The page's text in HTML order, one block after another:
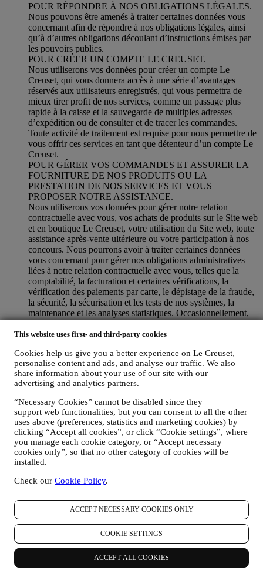
This website uses first- and third-party cookies
Cookies help us give you a better experience on Le Creuset,
personalise content and ads, and analyse our traffic. We also
share information about your use of our site with our
advertising and analytics partners.
“Necessary Cookies” cannot be disabled since they
support web functionalities, but you can consent to all the other
uses above (preferences, statistics and marketing cookies) by
clicking “Accept all cookies”, or click “Cookie settings”, where
you manage each cookie category, or “Accept necessary
cookies only”, so that no other category of cookies will be
installed.
Check our Cookie Policy.
ACCEPT NECESSARY COOKIES ONLY
COOKIE SETTINGS
ACCEPT ALL COOKIES
POUR RÉPONDRE À NOS OBLIGATIONS LÉGALES.
Nous pouvons être amenés à traiter certaines données vous
concernant afin de répondre à nos obligations légales, ainsi
qu’à d’autres obligations découlant d’instructions émises par
les pouvoirs publics.
POUR CRÉER UN COMPTE LE CREUSET.
Nous utiliserons vos données pour créer un compte Le
Creuset, qui vous donnera accès à une série d’avantages
réservés aux utilisateurs enregistrés, qui vous permettra de
mieux tirer profit de nos services, comme un passage plus
rapide à la caisse et la sauvegarde de multiples adresses
d’expédition ou de consulter et de tracer les commandes.
Toute activité de traitement est requise pour nous permettre de
vous offrir ces services en tant que détenteur d’un compte Le
Creuset.
POUR GÉRER VOS COMMANDES ET ASSURER LA
FOURNITURE DE NOS PRODUITS OU LA
PRESTATION DE NOS SERVICES ET VOUS
PROPOSER NOTRE ASSISTANCE.
Nous utiliserons vos données pour gérer notre relation
contractuelle avec vous, vos achats de produits sur le Site web
et en boutique Le Creuset, votre utilisation du Site web, toute
assistance après-vente ultérieure ou votre participation à nos
concours. Nous pourrons avoir à traiter certaines données
vous concernant pour gérer nos obligations administratives
liées à notre relation contractuelle avec vous, telles que la
comptabilité, la facturation et certaines vérifications, la
vérification des paiements par carte, le dépistage de la fraude,
la sécurité, la sécurisation et les tests de nos systèmes, la
maintenance et les analyses statistiques. Occasionnellement,
nous pourrons avoir à vous contacter pour des raisons
administratives ou opérationnelles, comme par exemple
aussi vos données personnelles pour répondre à vos demandes
transmises par notre Site web ou par d’autres canaux. Cette
activité de traitement est requise pour nous permettre de
prester nos services à votre intention. Nous pouvons traiter
vos données en fonction de notre intérêt légitime (dûment
équilibré avec vos droits et libertés) pour vous envoyer des e-
mails de suivi dans le cas où vous auriez ajouté des articles
dans votre panier sans finaliser votre achat en ligne. Si vous
ne finalisez pas l'achat dans un certain délai, aucune autre
communication de suivi ne sera envoyée.
POUR VOUS INFORMER À PROPOS DES
PRODUITS LE CREUSET
exemple en souscrivant à notre lettre d’information au
moment de créer un compte sur le Site web), nous vous ferons
parvenir des communications de marketing personnalisées et
des nouvelles concernant les initiatives lancées par Le Creuset
et promues par les filiales de son groupe, ou par ses affiliés et
partenaires locaux, ceci en fonction de vos préférences. Nous
vous contacterons par e-mail, par SMS ou par les réseaux